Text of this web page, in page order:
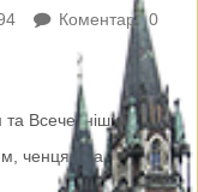
Коментарі: 0
Всечеснішим,
ченцям та